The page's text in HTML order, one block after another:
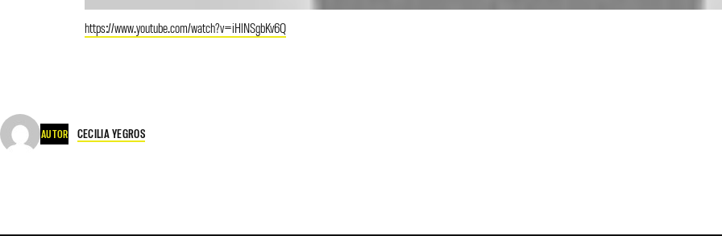
https://www.youtube.com/watch?v=iHlNSgbKv6Q
AUTOR CECILIA YEGROS